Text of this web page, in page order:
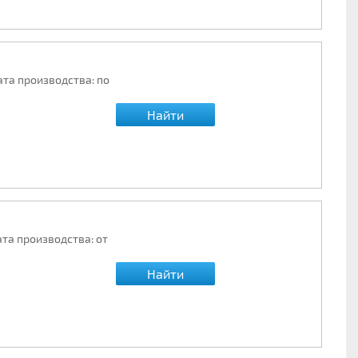
производства: по
Найти
производства: от
Найти